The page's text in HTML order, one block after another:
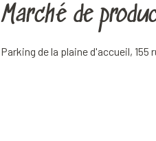
Marché de
Parking de la plaine d'accueil, 155